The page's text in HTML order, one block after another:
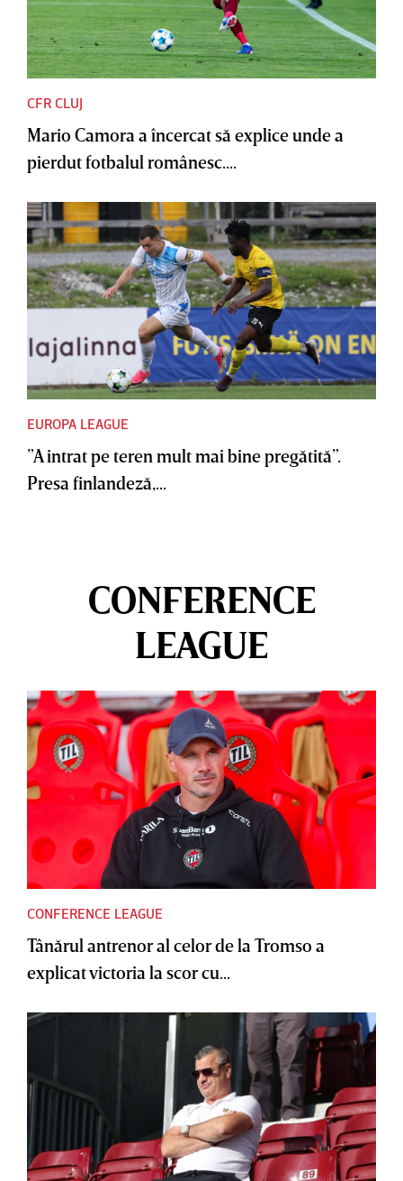
CFR CLUJ
Mario Camora a încercat să explice unde a
pierdut fotbalul românesc....
EUROPA LEAGUE
”A intrat pe teren mult mai bine pregătită”.
Presa finlandeză,...
CONFERENCE
LEAGUE
CONFERENCE LEAGUE
Tânărul antrenor al celor de la Tromso a
explicat victoria la scor cu...